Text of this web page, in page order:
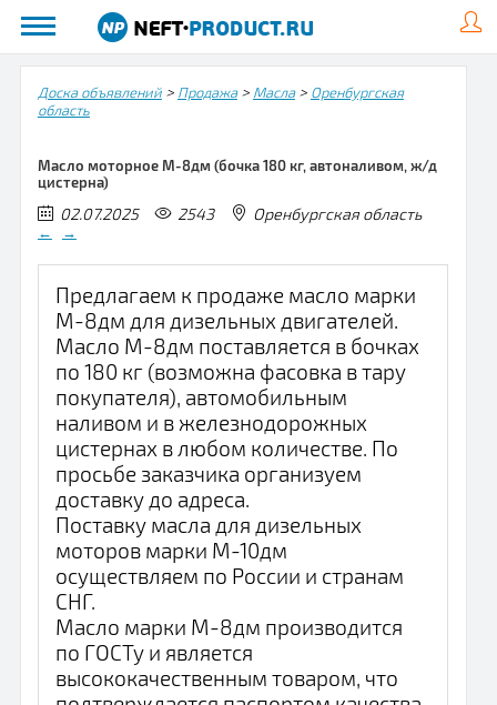
Доска объявлений> Продажа> Масла> Оренбургская
область
Масло моторное М-8дм (бочка 180 кг, автоналивом, ж/д
цистерна)
02.07.2025 2543 Оренбургская область
← →
Предлагаем к продаже масло марки
М-8дм для дизельных двигателей.
Масло М-8дм поставляется в бочках
по 180 кг (возможна фасовка в тару
покупателя), автомобильным
наливом и в железнодорожных
цистернах в любом количестве. По
просьбе заказчика организуем
доставку до адреса.
Поставку масла для дизельных
моторов марки М-10дм
осуществляем по России и странам
СНГ.
Масло марки М-8дм производится
по ГОСТу и является
высококачественным товаром, что